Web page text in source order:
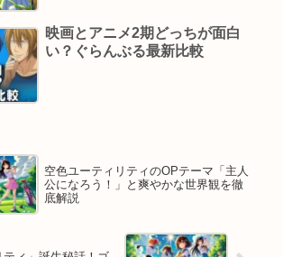
映画とアニメ2期どっちが面白
い？ぐらんぶる最新比較
空色ユーティリティのOPテーマ「主人
公になろう！」と爽やかな世界観を徹
底解説